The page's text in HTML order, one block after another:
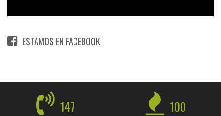
ESTAMOS EN FACEBOOK
147 100